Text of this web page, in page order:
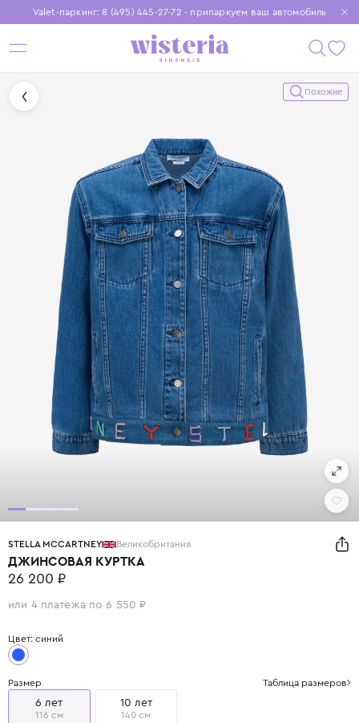
Valet-паркинг: 8 (495) 445-27-72 - припаркуем ваш автомобиль
Бесплатная доставка при заказе от 15 000 ₽
Установите приложение, чтобы покупки были еще удобнее
Похожие
STELLA MCCARTNEY Великобритания
ДЖИНСОВАЯ КУРТКА
26 200 ₽
или 4 платежа по 6 550 ₽
Цвет: синий
Размер Таблица размеров
6 лет
116 см
10 лет
140 см